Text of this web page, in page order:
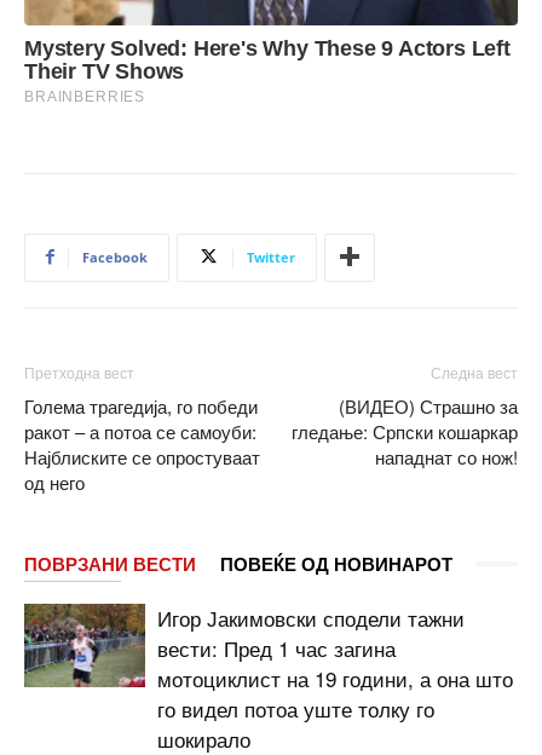
Facebook Twitter
Претходна вест
Голема трагедија, го победи
ракот – а потоа се самоуби:
Најблиските се опростуваат
од него
Следна вест
(ВИДЕО) Страшно за
гледање: Српски кошаркар
нападнат со нож!
ПОВРЗАНИ ВЕСТИ ПОВЕЌЕ ОД НОВИНАРОТ
Игор Јакимовски сподели тажни
вести: Пред 1 час загина
мотоциклист на 19 години, а она што
го видел потоа уште толку го
шокирало